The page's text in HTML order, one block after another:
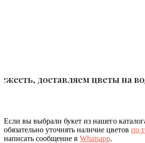
доставляем цветы на
Если вы выбрали букет из нашего
обязательно уточнять наличие цветов по
написать сообщение в Whatsapp.